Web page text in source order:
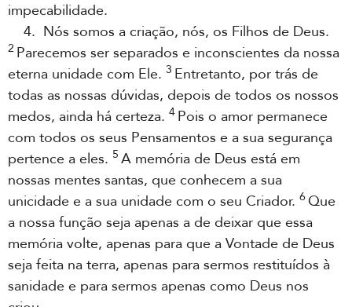
impecabilidade.
4. Nós somos a criação, nós, os Filhos de Deus.
2 Parecemos ser separados e inconscientes da nossa
eterna unidade com Ele. 3 Entretanto, por trás de
todas as nossas dúvidas, depois de todos os nossos
medos, ainda há certeza. 4 Pois o amor permanece
com todos os seus Pensamentos e a sua segurança
pertence a eles. 5 A memória de Deus está em
nossas mentes santas, que conhecem a sua
unicidade e a sua unidade com o seu Criador. 6Que
a nossa função seja apenas a de deixar que essa
memória volte, apenas para que a Vontade de Deus
seja feita na terra, apenas para sermos restituídos à
sanidade e para sermos apenas como Deus nos